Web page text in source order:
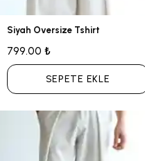
Siyah Oversize Tshirt
799.00 ₺
SEPETE EKLE